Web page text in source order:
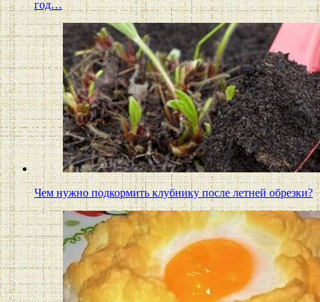
год…
Чем нужно подкормить клубнику после летней обрезки?